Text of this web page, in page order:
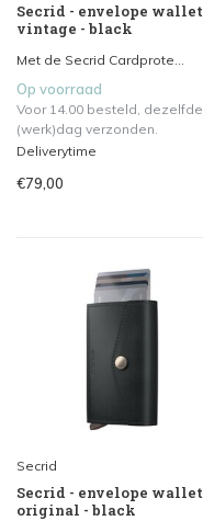
Secrid - envelope wallet
vintage - black
Met de Secrid Cardprote...
Op voorraad
Voor 14.00 besteld, dezelfde
(werk)dag verzonden.
Deliverytime
€79,00
Secrid
Secrid - envelope wallet
original - black